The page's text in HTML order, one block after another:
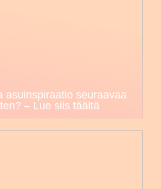
asuinspiraatio seuraavaa
– Lue siis täältä